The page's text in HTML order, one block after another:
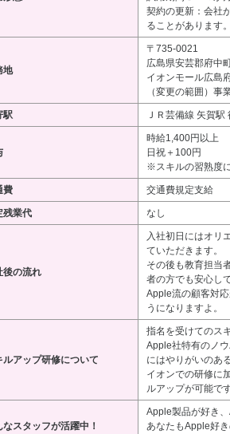
契約の更新：会社
ることがあります。
地
〒735-0021
広島県安芸郡府中
イオンモール広島
（変更の範囲）事
駅 ＪＲ芸備線 矢賀駅
時給1,400円以上
日祝＋100円
※スキルの習熟度
費 交通費規定支給
残業代 なし
後の流れ
入社初日にはオリ
ていただきます。
その後も教育担当
者の方でも安心し
Apple流の顧客対
うになりますよ。
ルアップ研修について
指名を受けてのス
Apple社特有のノ
にはやりがいのあ
イオンでの研修に
ルアップが可能です
なスタッフが活躍中！
Apple製品が好き
あなたもApple好